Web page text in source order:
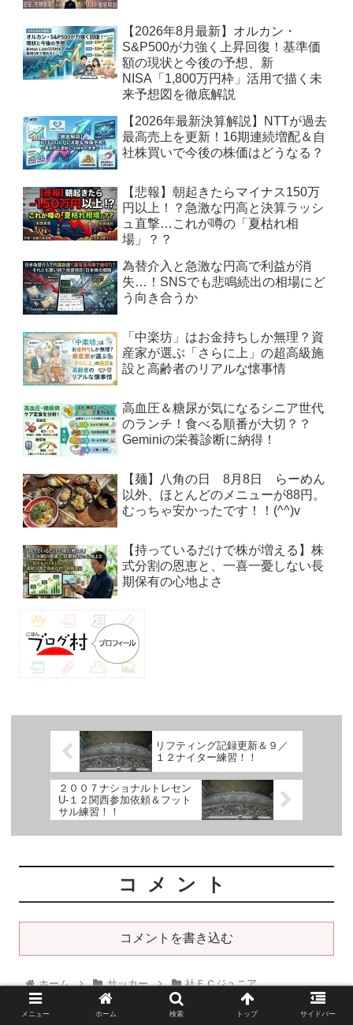
【2026年8月最新】オルカン・
S&P500が力強く上昇回復！基準価
額の現状と今後の予想、新
NISA「1,800万円枠」活用で描く未
来予想図を徹底解説
【2026年最新決算解説】NTTが過去
最高売上を更新！16期連続増配＆自
社株買いで今後の株価はどうなる？
【悲報】朝起きたらマイナス150万
円以上！？急激な円高と決算ラッシ
ュ直撃…これが噂の「夏枯れ相
場」？？
為替介入と急激な円高で利益が消
失…！SNSでも悲鳴続出の相場にど
う向き合うか
「中楽坊」はお金持ちしか無理？資
産家が選ぶ「さらに上」の超高級施
設と高齢者のリアルな懐事情
高血圧＆糖尿が気になるシニア世代
のランチ！食べる順番が大切？？
Geminiの栄養診断に納得！
【麺】八角の日 8月8日 らーめん
以外、ほとんどのメニューが88円。
むっちゃ安かったです！！(^^)v
【持っているだけで株が増える】株
式分割の恩恵と、一喜一憂しない長
期保有の心地よさ
リフティング記録更新＆９／
１２ナイター練習！！
２００７ナショナルトレセン
U-１２関西参加依頼＆フット
サル練習！！
コメント
コメントを書き込む
ホーム サッカー 社ＦＣジュニア
メニュー ホーム 検索 トップ サイドバー